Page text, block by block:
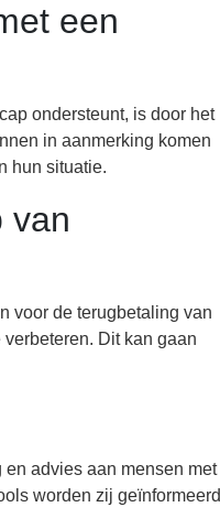
een
ondersteunt, is door het
in aanmerking komen
hun situatie.
van
voor de terugbetaling van
Dit kan gaan
advies aan mensen met
worden zij geïnformeerd